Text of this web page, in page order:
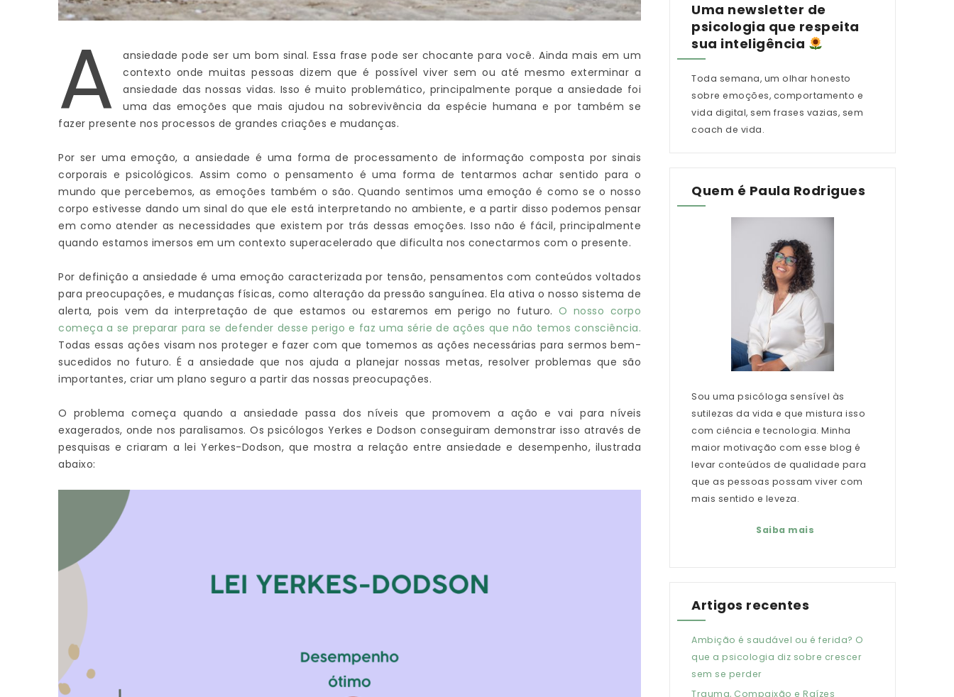
A
ansiedade pode ser um bom sinal. Essa frase pode ser chocante para você. Ainda mais em um
contexto onde muitas pessoas dizem que é possível viver sem ou até mesmo exterminar a
ansiedade das nossas vidas. Isso é muito problemático, principalmente porque a ansiedade foi
uma das emoções que mais ajudou na sobrevivência da espécie humana e por também se
fazer presente nos processos de grandes criações e mudanças.
Por ser uma emoção, a ansiedade é uma forma de processamento de informação composta por sinais
corporais e psicológicos. Assim como o pensamento é uma forma de tentarmos achar sentido para o
mundo que percebemos, as emoções também o são. Quando sentimos uma emoção é como se o nosso
corpo estivesse dando um sinal do que ele está interpretando no ambiente, e a partir disso podemos pensar
em como atender as necessidades que existem por trás dessas emoções. Isso não é fácil, principalmente
quando estamos imersos em um contexto superacelerado que dificulta nos conectarmos com o presente.
Por definição a ansiedade é uma emoção caracterizada por tensão, pensamentos com conteúdos voltados
para preocupações, e mudanças físicas, como alteração da pressão sanguínea. Ela ativa o nosso sistema de
alerta, pois vem da interpretação de que estamos ou estaremos em perigo no futuro.O nosso corpo
começa a se preparar para se defender desse perigo e faz uma série de ações que não temos consciência.
Todas essas ações visam nos proteger e fazer com que tomemos as ações necessárias para sermos bem-
sucedidos no futuro. É a ansiedade que nos ajuda a planejar nossas metas, resolver problemas que são
importantes, criar um plano seguro a partir das nossas preocupações.
O problema começa quando a ansiedade passa dos níveis que promovem a ação e vai para níveis
exagerados, onde nos paralisamos. Os psicólogos Yerkes e Dodson conseguiram demonstrar isso através de
pesquisas e criaram a lei Yerkes-Dodson, que mostra a relação entre ansiedade e desempenho, ilustrada
abaixo:
Uma newsletter de
psicologia que respeita
sua inteligência
Toda semana, um olhar honesto
sobre emoções, comportamento e
vida digital, sem frases vazias, sem
coach de vida.
Quem é Paula Rodrigues
Sou uma psicóloga sensível às
sutilezas da vida e que mistura isso
com ciência e tecnologia. Minha
maior motivação com esse blog é
levar conteúdos de qualidade para
que as pessoas possam viver com
mais sentido e leveza.
Saiba mais
Artigos recentes
Ambição é saudável ou é ferida? O
que a psicologia diz sobre crescer
sem se perder
Trauma, Compaixão e Raízes